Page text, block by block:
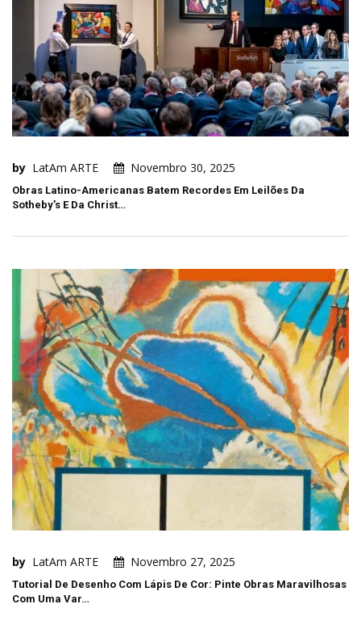
by LatAm ARTE Novembro 30, 2025
Obras Latino-Americanas Batem Recordes Em Leilões Da
Sotheby’s E Da Christ…
by LatAm ARTE Novembro 27, 2025
Tutorial De Desenho Com Lápis De Cor: Pinte Obras Maravilhosas
Com Uma Var…